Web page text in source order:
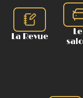
La Revue